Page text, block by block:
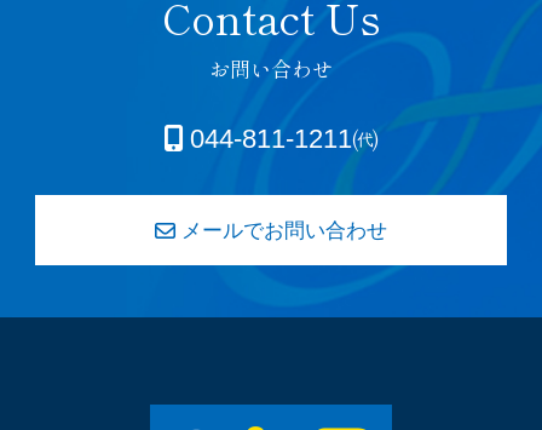
お問い合わせ
044-811-1211㈹
メールでお問い合わせ